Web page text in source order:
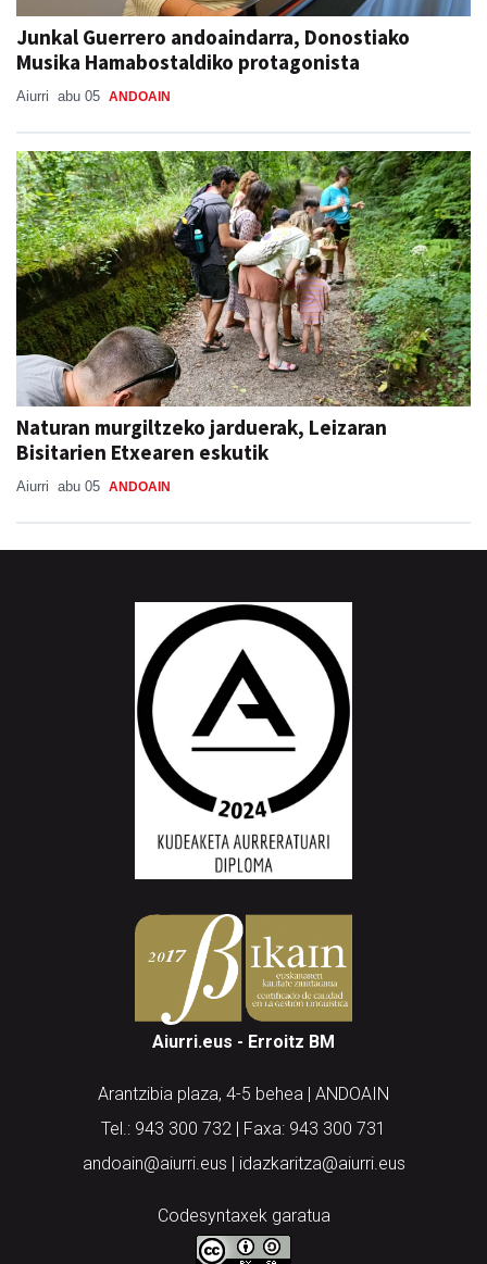
Junkal Guerrero andoaindarra, Donostiako
Musika Hamabostaldiko protagonista
Aiurri abu 05 ANDOAIN
Naturan murgiltzeko jarduerak, Leizaran
Bisitarien Etxearen eskutik
Aiurri abu 05 ANDOAIN
Aiurri.eus - Erroitz BM
Arantzibia plaza, 4-5 behea | ANDOAIN
Tel.: 943 300 732 | Faxa: 943 300 731
andoain@aiurri.eus | idazkaritza@aiurri.eus
Codesyntaxek garatua